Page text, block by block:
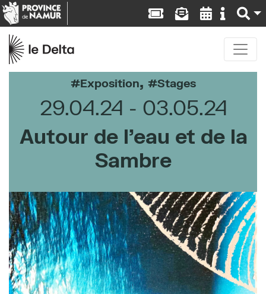
Exposition, Stages
29.04.24
03.05.24
Autour de l’eau et de la
Sambre